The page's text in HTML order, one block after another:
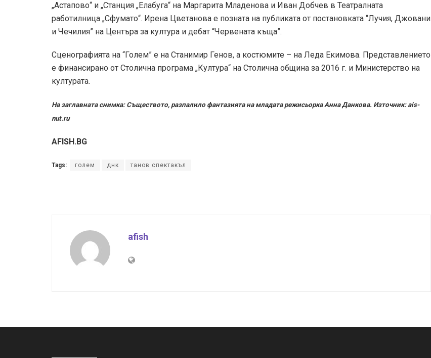
„Астапово“ и „Станция „Елабуга“ на Маргарита Младенова и Иван Добчев в Театралната
работилница „Сфумато“. Ирена Цветанова е позната на публиката от постановката “Лучия, Джовани
и Чечилия” на Центъра за култура и дебат “Червената къща”.
Сценографията на “Голем” е на Станимир Генов, а костюмите – на Леда Екимова. Представлението
е финансирано от Столична програма „Култура“ на Столична община за 2016 г. и Министерство на
културата.
На заглавната снимка: Съществото, разпалило фантазията на младата режисьорка Анна Данкова. Източник: ais-
nut.ru
AFISH.BG
Tags: голем днк танов спектакъл
afish